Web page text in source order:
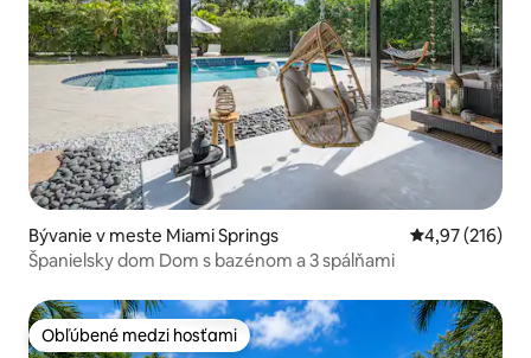
Bývanie v meste Miami Springs Priemerné
4,97 (216)
Španielsky dom Dom s bazénom a 3 spálňami
Obľúbené medzi hosťami
Obľúbené medzi hosťami